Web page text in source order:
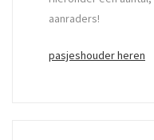
aanraders!
pasjeshouder heren